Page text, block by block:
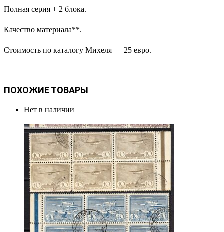
Полная серия + 2 блока.
Качество материала**.
Стоимость по каталогу Михеля — 25 евро.
ПОХОЖИЕ ТОВАРЫ
Нет в наличии